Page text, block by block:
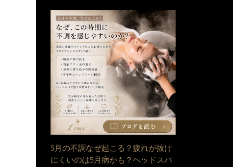
5月の不調なぜ起こる？疲れが抜け
にくいのは5月病かも？ヘッドスパ